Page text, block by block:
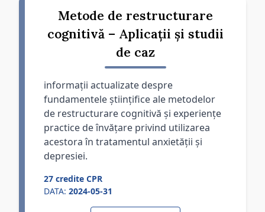
Metode de restructurare
cognitivă – Aplicații și studii
de caz
informații actualizate despre
fundamentele științifice ale metodelor
de restructurare cognitivă și experiențe
practice de învățare privind utilizarea
acestora în tratamentul anxietății și
depresiei.
27 credite CPR
DATA: 2024-05-31